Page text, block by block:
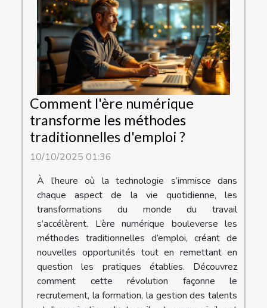
Comment l'ère numérique
transforme les méthodes
traditionnelles d'emploi ?
10/10/2025 01:36
À l’heure où la technologie s’immisce dans
chaque aspect de la vie quotidienne, les
transformations du monde du travail
s’accélèrent. L’ère numérique bouleverse les
méthodes traditionnelles d’emploi, créant de
nouvelles opportunités tout en remettant en
question les pratiques établies. Découvrez
comment cette révolution façonne le
recrutement, la formation, la gestion des talents